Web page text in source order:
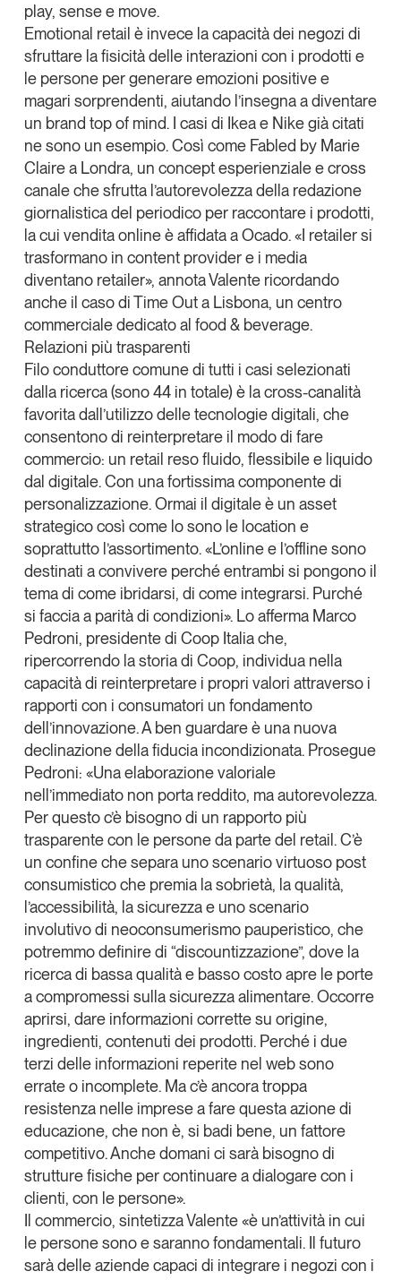
play, sense e move.
Emotional retail è invece la capacità dei negozi di
sfruttare la fisicità delle interazioni con i prodotti e
le persone per generare emozioni positive e
magari sorprendenti, aiutando l’insegna a diventare
un brand top of mind. I casi di Ikea e Nike già citati
ne sono un esempio. Così come Fabled by Marie
Clairea Londra, un concept esperienziale e cross
canale che sfrutta l’autorevolezza della redazione
giornalistica del periodico per raccontare i prodotti,
la cui vendita online è affidata a Ocado. «I retailer si
trasformano in content provider e i media
diventano retailer», annota Valente ricordando
anche il caso di Time Out a Lisbona, un centro
commerciale dedicato al food & beverage.
Relazioni più trasparenti
Filo conduttore comune di tutti i casi selezionati
dalla ricerca (sono 44 in totale) è la cross-canalità
favorita dall’utilizzo delle tecnologie digitali, che
consentono di reinterpretare il modo di fare
commercio: un retail reso fluido, flessibile e liquido
dal digitale. Con una fortissima componente di
personalizzazione. Ormai il digitale è un asset
strategico così come lo sono le location e
soprattutto l’assortimento. «L’online e l’offline sono
destinati a convivere perché entrambi si pongono il
tema di come ibridarsi, di come integrarsi. Purché
si faccia a parità di condizioni». Lo afferma Marco
Pedroni, presidente di Coop Italiache,
ripercorrendo la storia di Coop, individua nella
capacità di reinterpretare i propri valori attraverso i
rapporti con i consumatori un fondamento
dell’innovazione. A ben guardare è una nuova
declinazione della fiducia incondizionata. Prosegue
Pedroni: «Una elaborazione valoriale
nell’immediato non porta reddito, maautorevolezza.
Per questo c’è bisogno di un rapporto più
trasparente con le persone da parte del retail. C’è
un confine che separa uno scenario virtuoso post
consumisticoche premia la sobrietà, la qualità,
l’accessibilità, la sicurezza e unoscenario
involutivo di neoconsumerismopauperistico, che
potremmo definire di “discountizzazione”, dove la
ricerca di bassa qualità e basso costo apre le porte
a compromessi sulla sicurezza alimentare. Occorre
aprirsi, dare informazioni corrette su origine,
ingredienti, contenuti dei prodotti. Perché i due
terzi delle informazioni reperite nel web sono
errate o incomplete. Ma c’è ancora troppa
resistenza nelle imprese a fare questa azione di
educazione, che non è, si badi bene, un fattore
competitivo. Anche domani ci sarà bisogno di
strutture fisiche percontinuare a dialogare con i
clienti, con le persone».
Il commercio, sintetizza Valente «è un’attività in cui
le persone sono e saranno fondamentali. Il futuro
sarà delle aziende capaci di integrare i negozi con i